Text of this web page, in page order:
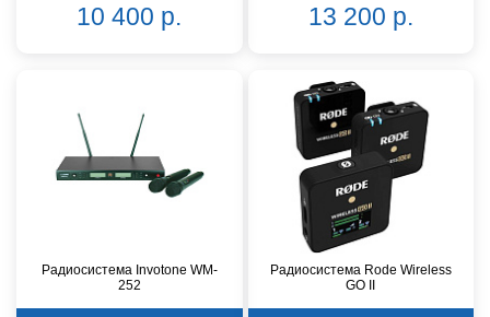
10 400 р. 13 200 р.
Радиосистема Invotone WM-
252
Радиосистема Rode Wireless
GO II